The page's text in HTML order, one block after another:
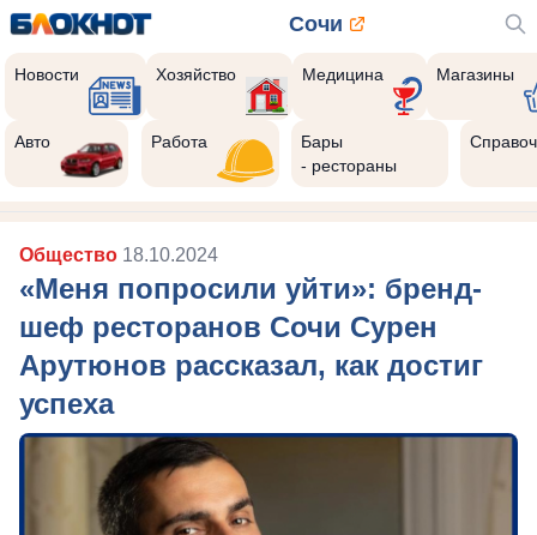
Сочи
Новости Хозяйство Медицина Магазины
Авто Работа
Бары
- рестораны
Общество 18.10.2024
«Меня попросили уйти»: бренд-
шеф ресторанов Сочи Сурен
Арутюнов рассказал, как достиг
успеха